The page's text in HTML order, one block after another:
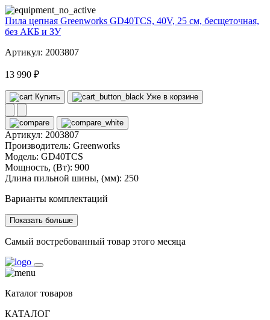
Пила цепная Greenworks GD40TCS, 40V, 25 см, бесщеточная,
без АКБ и ЗУ
Артикул: 2003807
13 990 ₽
Купить Уже в корзине
Артикул: 2003807
Производитель: Greenworks
Модель: GD40TCS
Мощность, (Вт): 900
Длина пильной шины, (мм): 250
Варианты комплектаций
Показать больше
Самый востребованный товар этого месяца
Каталог товаров
КАТАЛОГ